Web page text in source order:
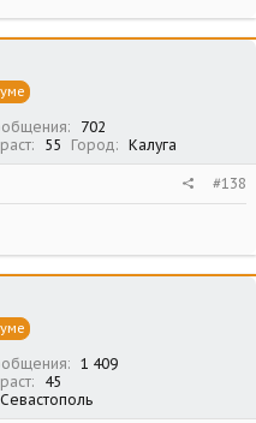
702
55 Город Калуга
#138
1 409
45